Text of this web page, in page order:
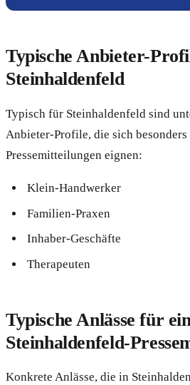
Typische Anbieter-
Steinhaldenfeld
Typisch für Steinhaldenfeld sind
Anbieter-Profile, die sich
Pressemitteilungen eignen:
Klein-Handwerker
Familien-Praxen
Inhaber-Geschäfte
Therapeuten
Typische Anlässe für
Steinhaldenfeld-
Konkrete Anlässe, die in